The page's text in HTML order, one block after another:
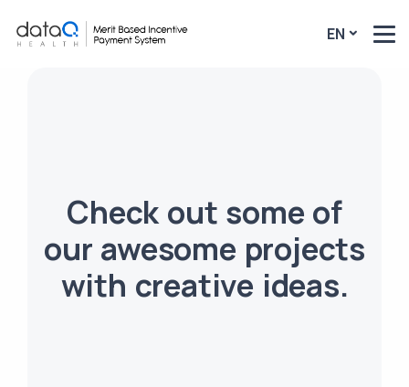
EN
Check out some of
our awesome projects
with creative ideas.